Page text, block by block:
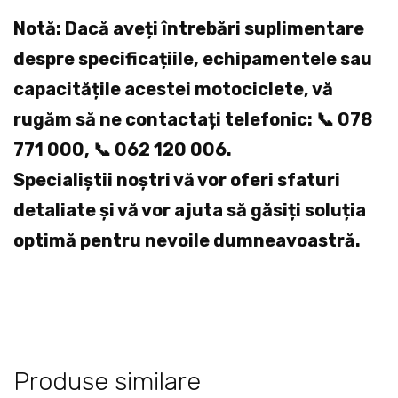
Notă: Dacă aveți întrebări suplimentare
despre specificațiile, echipamentele sau
capacitățile acestei motociclete, vă
rugăm să ne contactați telefonic: 📞 078
771 000, 📞 062 120 006.
Specialiștii noștri vă vor oferi sfaturi
detaliate și vă vor ajuta să găsiți soluția
optimă pentru nevoile dumneavoastră.
Produse similare